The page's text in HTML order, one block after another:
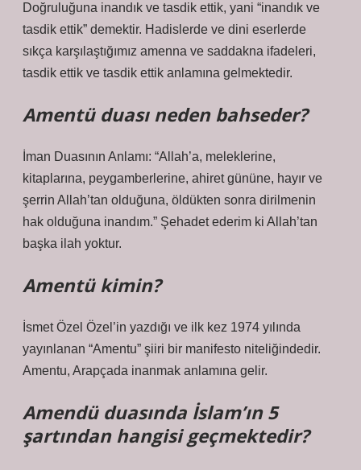
Doğruluğuna inandık ve tasdik ettik, yani “inandık ve
tasdik ettik” demektir. Hadislerde ve dini eserlerde
sıkça karşılaştığımız amenna ve saddakna ifadeleri,
tasdik ettik ve tasdik ettik anlamına gelmektedir.
Amentü duası neden bahseder?
İman Duasının Anlamı: “Allah’a, meleklerine,
kitaplarına, peygamberlerine, ahiret gününe, hayır ve
şerrin Allah’tan olduğuna, öldükten sonra dirilmenin
hak olduğuna inandım.” Şehadet ederim ki Allah’tan
başka ilah yoktur.
Amentü kimin?
İsmet Özel Özel’in yazdığı ve ilk kez 1974 yılında
yayınlanan “Amentu” şiiri bir manifesto niteliğindedir.
Amentu, Arapçada inanmak anlamına gelir.
Amendü duasında İslam’ın 5
şartından hangisi geçmektedir?